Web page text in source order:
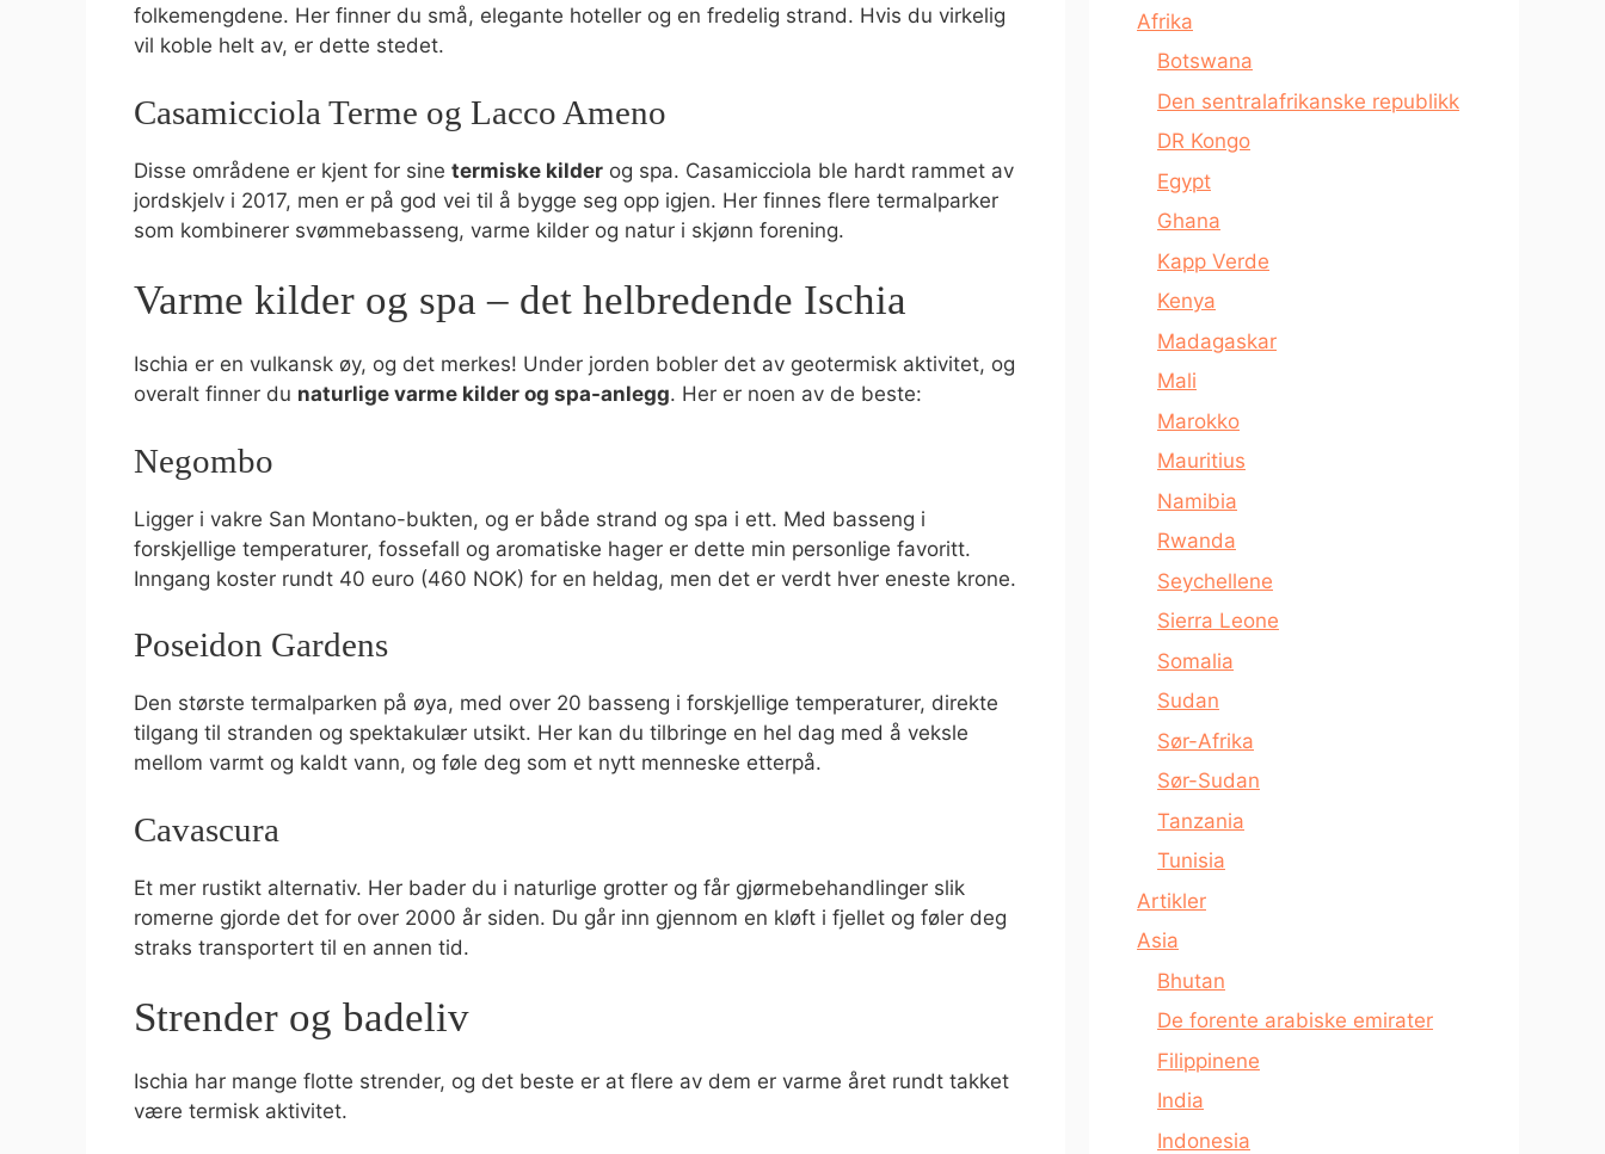
folkemengdene. Her finner du små, elegante hoteller og en fredelig strand. Hvis du virkelig
vil koble helt av, er dette stedet.
Casamicciola Terme og Lacco Ameno
Disse områdene er kjent for sine termiske kilder og spa. Casamicciola ble hardt rammet av
jordskjelv i 2017, men er på god vei til å bygge seg opp igjen. Her finnes flere termalparker
som kombinerer svømmebasseng, varme kilder og natur i skjønn forening.
Varme kilder og spa – det helbredende Ischia
Ischia er en vulkansk øy, og det merkes! Under jorden bobler det av geotermisk aktivitet, og
overalt finner du naturlige varme kilder og spa-anlegg. Her er noen av de beste:
Negombo
Ligger i vakre San Montano-bukten, og er både strand og spa i ett. Med basseng i
forskjellige temperaturer, fossefall og aromatiske hager er dette min personlige favoritt.
Inngang koster rundt 40 euro (460 NOK) for en heldag, men det er verdt hver eneste krone.
Poseidon Gardens
Den største termalparken på øya, med over 20 basseng i forskjellige temperaturer, direkte
tilgang til stranden og spektakulær utsikt. Her kan du tilbringe en hel dag med å veksle
mellom varmt og kaldt vann, og føle deg som et nytt menneske etterpå.
Cavascura
Et mer rustikt alternativ. Her bader du i naturlige grotter og får gjørmebehandlinger slik
romerne gjorde det for over 2000 år siden. Du går inn gjennom en kløft i fjellet og føler deg
straks transportert til en annen tid.
Strender og badeliv
Ischia har mange flotte strender, og det beste er at flere av dem er varme året rundt takket
være termisk aktivitet.
Afrika
Botswana
Den sentralafrikanske republikk
DR Kongo
Egypt
Ghana
Kapp Verde
Kenya
Madagaskar
Mali
Marokko
Mauritius
Namibia
Rwanda
Seychellene
Sierra Leone
Somalia
Sudan
Sør-Afrika
Sør-Sudan
Tanzania
Tunisia
Artikler
Asia
Bhutan
De forente arabiske emirater
Filippinene
India
Indonesia